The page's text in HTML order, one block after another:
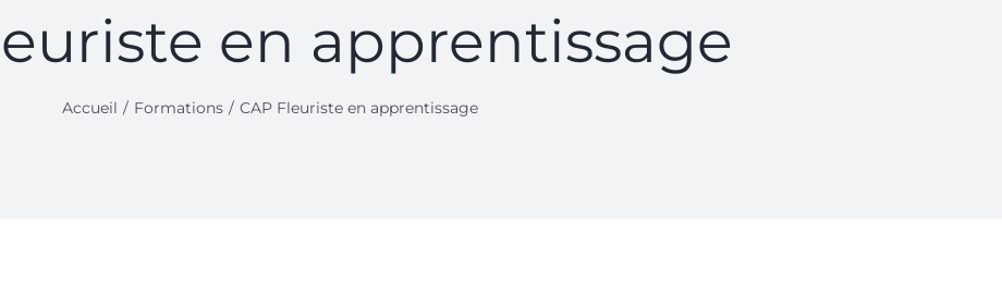
en apprentissage
Accueil Formations CAP Fleuriste en apprentissage